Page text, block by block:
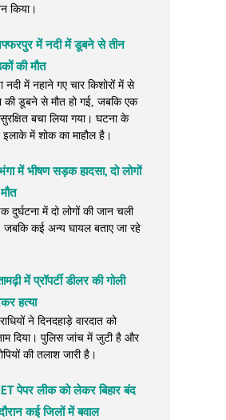
किया।
में नदी में डूबने से तीन
की मौत
नदी में नहाने गए चार किशोरों में से
की डूबने से मौत हो गई, जबकि एक
बचा लिया गया। घटना के
इलाके में शोक का माहौल है।
में भीषण सड़क हादसा, दो लोगों
दुर्घटना में दो लोगों की जान चली
जबकि कई अन्य घायल बताए जा रहे
में प्रॉपर्टी डीलर की गोली
हत्या
ने दिनदहाड़े वारदात को
दिया। पुलिस जांच में जुटी है और
की तलाश जारी है।
पेपर लीक को लेकर बिहार बंद
कई जिलों में बवाल